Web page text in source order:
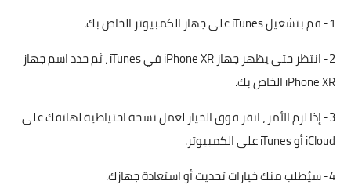
1- قم بتشغيل iTunes على جهاز الكمبيوتر الخاص بك.
2- انتظر حتى يظهر جهاز iPhone XR في iTunes ، ثم حدد اسم جهاز
iPhone XR الخاص بك.
3- إذا لزم الأمر ، انقر فوق الخيار لعمل نسخة احتياطية لهاتفك على
iCloud أو iTunes على الكمبيوتر.
4- سيُطلب منك خيارات تحديث أو استعادة جهازك.